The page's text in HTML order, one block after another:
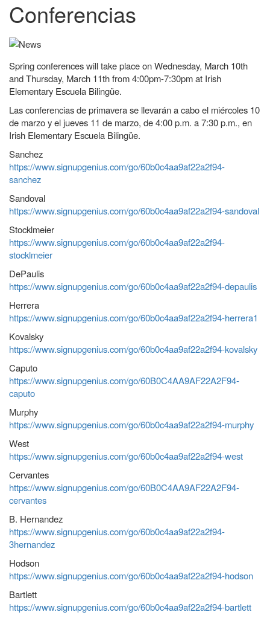
Conferencias
Spring conferences will take place on Wednesday, March 10th
and Thursday, March 11th from 4:00pm-7:30pm at Irish
Elementary Escuela Bilingüe.
Las conferencias de primavera se llevarán a cabo el miércoles 10
de marzo y el jueves 11 de marzo, de 4:00 p.m. a 7:30 p.m., en
Irish Elementary Escuela Bilingüe.
Sanchez
https://www.signupgenius.com/go/60b0c4aa9af22a2f94-
sanchez
Sandoval
https://www.signupgenius.com/go/60b0c4aa9af22a2f94-sandoval
Stocklmeier
https://www.signupgenius.com/go/60b0c4aa9af22a2f94-
stocklmeier
DePaulis
https://www.signupgenius.com/go/60b0c4aa9af22a2f94-depaulis
Herrera
https://www.signupgenius.com/go/60b0c4aa9af22a2f94-herrera1
Kovalsky
https://www.signupgenius.com/go/60b0c4aa9af22a2f94-kovalsky
Caputo
https://www.signupgenius.com/go/60B0C4AA9AF22A2F94-
caputo
Murphy
https://www.signupgenius.com/go/60b0c4aa9af22a2f94-murphy
West
https://www.signupgenius.com/go/60b0c4aa9af22a2f94-west
Cervantes
https://www.signupgenius.com/go/60B0C4AA9AF22A2F94-
cervantes
B. Hernandez
https://www.signupgenius.com/go/60b0c4aa9af22a2f94-
3hernandez
Hodson
https://www.signupgenius.com/go/60b0c4aa9af22a2f94-hodson
Bartlett
https://www.signupgenius.com/go/60b0c4aa9af22a2f94-bartlett